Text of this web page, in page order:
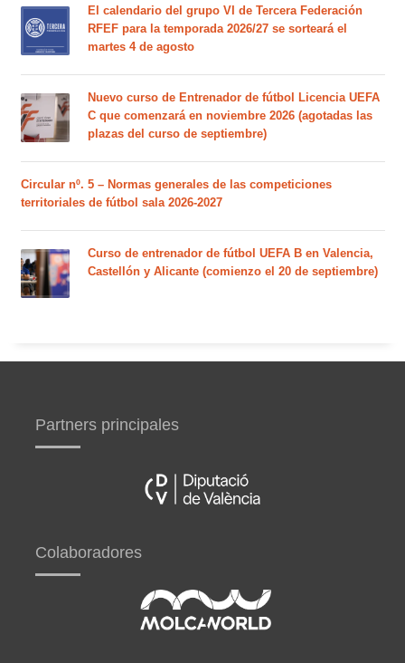
El calendario del grupo VI de Tercera Federación
RFEF para la temporada 2026/27 se sorteará el
martes 4 de agosto
Nuevo curso de Entrenador de fútbol Licencia UEFA
C que comenzará en noviembre 2026 (agotadas las
plazas del curso de septiembre)
Circular nº. 5 – Normas generales de las competiciones
territoriales de fútbol sala 2026-2027
Curso de entrenador de fútbol UEFA B en Valencia,
Castellón y Alicante (comienzo el 20 de septiembre)
Partners principales
Colaboradores